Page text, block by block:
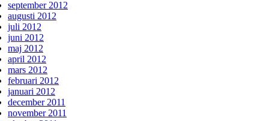
september 2012
augusti 2012
juli 2012
juni 2012
maj 2012
april 2012
mars 2012
februari 2012
januari 2012
december 2011
november 2011